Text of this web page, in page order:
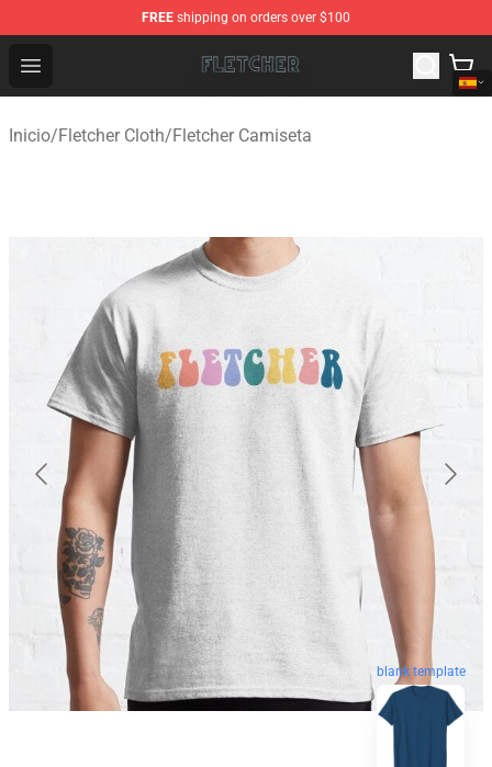
FREE shipping on orders over $100
Open menu
Fletcher Store - Official Fletcher Merchandise Shop
Inicio/Fletcher Cloth/Fletcher Camiseta
blank template